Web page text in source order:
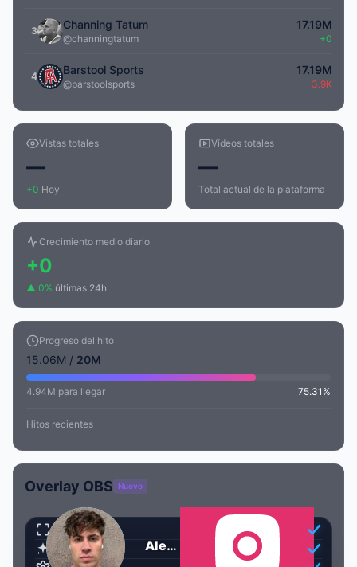
3 Channing Tatum
@channingtatum
17.19M
+0
4 Barstool Sports
@barstoolsports
17.19M
-3.9K
Vistas totales
—
+0 Hoy
Vídeos totales
—
Total actual de la plataforma
Crecimiento medio diario
+0
▲ 0% últimas 24h
Progreso del hito
15.06M / 20M
4.94M para llegar 75.31%
Hitos recientes
Overlay OBS Nuevo
Alejo Igoa
Transparente
Animado